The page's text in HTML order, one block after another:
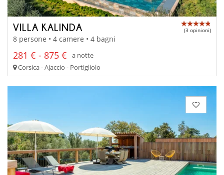
VILLA KALINDA (3 opinioni)
8 persone • 4 camere • 4 bagni
281 € - 875 €
a notte
Corsica - Ajaccio - Portigliolo